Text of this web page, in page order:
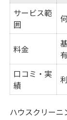
サービス範
囲
料金
口コミ・実
績
ハウスクリーニ